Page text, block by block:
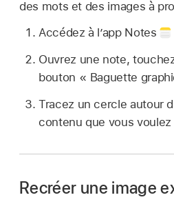
des mots et des images à
Accédez à l’app Notes
Ouvrez une note,
bouton « Baguette
Tracez un cercle autour
contenu que vous voulez
Recréer une image